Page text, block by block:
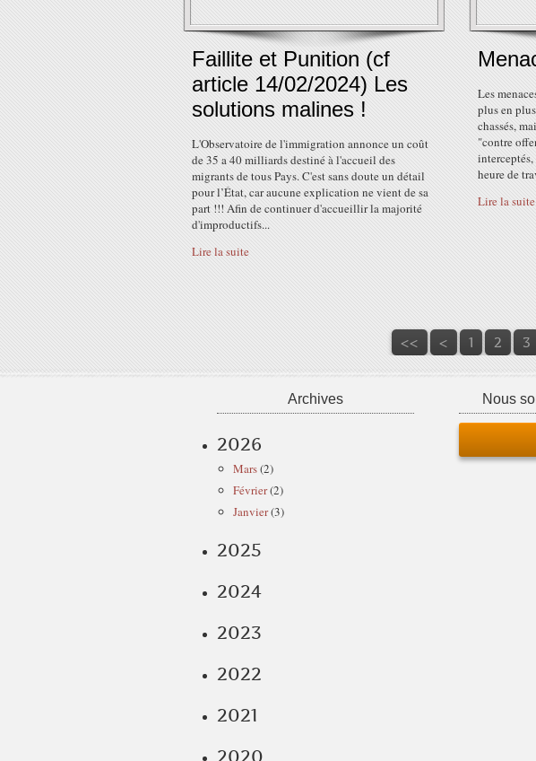
Faillite et Punition (cf
article 14/02/2024) Les
solutions malines !
L'Observatoire de l'immigration annonce un coût
de 35 a 40 milliards destiné à l'accueil des
migrants de tous Pays. C'est sans doute un détail
pour l’État, car aucune explication ne vient de sa
part !!! Afin de continuer d'accueillir la majorité
d'improductifs...
Lire la suite
Les
plus en
chassés,
"contre
heure de
Lire la suite
<< < 1 2 3
Archives
2026
Mars(2)
Février(2)
Janvier(3)
2025
2024
2023
2022
2021
2020
Nous